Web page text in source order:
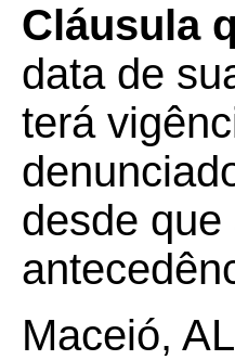
Cláusula
data de
terá
desde
Maceió,